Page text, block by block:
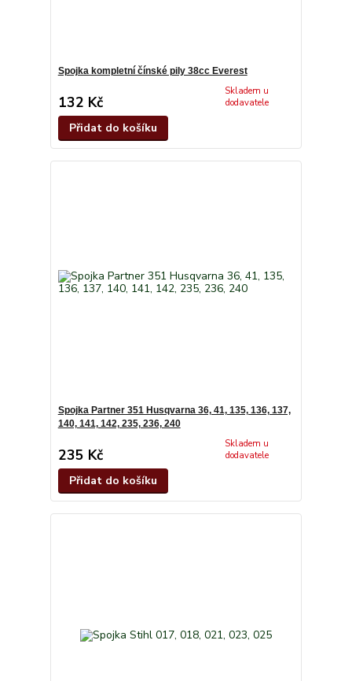
Spojka kompletní čínské pily 38cc Everest
132 Kč
Skladem u
dodavatele
Přidat do košíku
Spojka Partner 351 Husqvarna 36, 41, 135, 136, 137,
140, 141, 142, 235, 236, 240
235 Kč
Skladem u
dodavatele
Přidat do košíku